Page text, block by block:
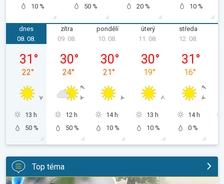
10 % 50 % 20 % 10 %
dnes
sobota 08. 08.
08. 08.
31 °
22°
13 h
50 %
zítra
09. 08.
30°
24°
12 h
50 %
pondělí
10. 08.
30°
21°
14 h
10 %
úterý
11. 08.
30°
19°
13 h
10 %
středa
12. 08.
31 °
16°
14 h
0 %
Top téma
V Polsku padaly obří kroupy. Supercelární bouře. . .